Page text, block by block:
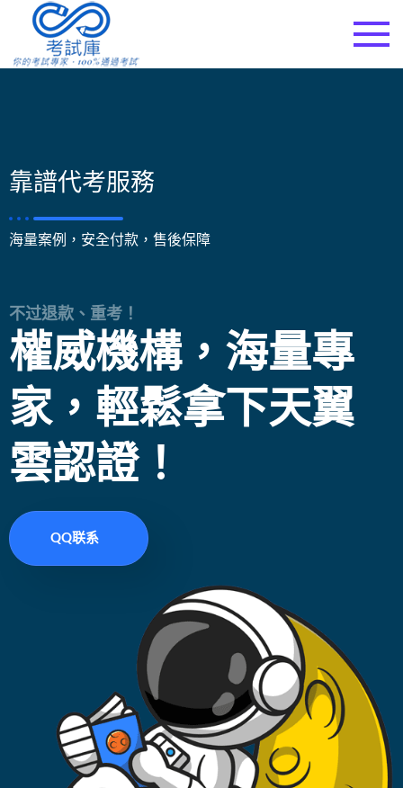
靠譜代考服務
海量案例，安全付款，售後保障
不过退款、重考！
權威機構，海量專
家，輕鬆拿下天翼
雲認證！
QQ联系